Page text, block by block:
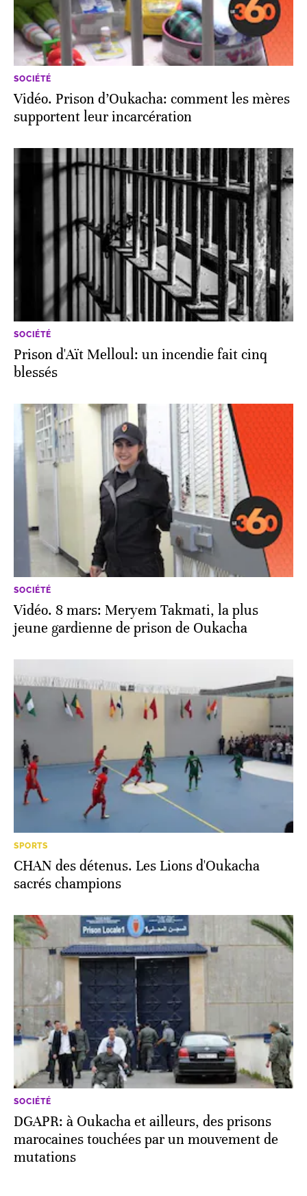
SOCIÉTÉ
Vidéo. Prison d’Oukacha: comment les mères
supportent leur incarcération
SOCIÉTÉ
Prison d'Aït Melloul: un incendie fait cinq
blessés
SOCIÉTÉ
Vidéo. 8 mars: Meryem Takmati, la plus
jeune gardienne de prison de Oukacha
SPORTS
CHAN des détenus. Les Lions d'Oukacha
sacrés champions
SOCIÉTÉ
DGAPR: à Oukacha et ailleurs, des prisons
marocaines touchées par un mouvement de
mutations